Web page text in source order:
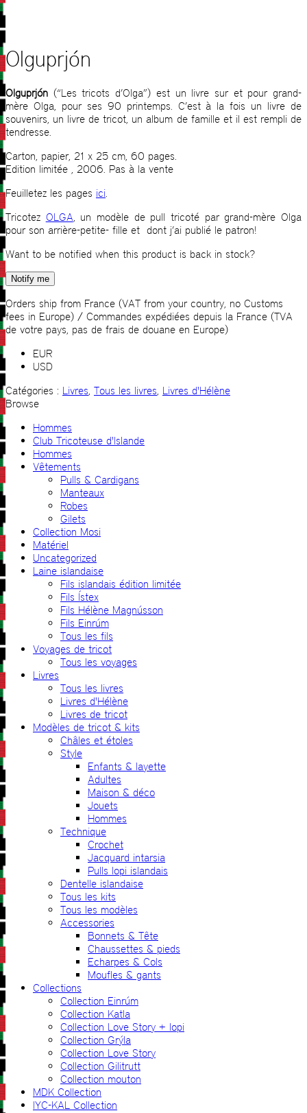
Olguprjón
Olguprjón (“Les tricots d’Olga”) est un livre sur et pour grand-
mère Olga, pour ses 90 printemps. C’est à la fois un livre de
souvenirs, un livre de tricot, un album de famille et il est rempli de
tendresse.
Carton, papier, 21 x 25 cm, 60 pages.
Edition limitée , 2006. Pas à la vente
Feuilletez les pages ici.
Tricotez OLGA, un modèle de pull tricoté par grand-mère Olga
pour son arrière-petite- fille et dont j’ai publié le patron!
Want to be notified when this product is back in stock?
Notify me
Orders ship from France (VAT from your country, no Customs
fees in Europe) / Commandes expédiées depuis la France (TVA
de votre pays, pas de frais de douane en Europe)
EUR
USD
Catégories : Livres, Tous les livres, Livres d'Hélène
Browse
Hommes
Club Tricoteuse d'Islande
Hommes
Vêtements
Pulls & Cardigans
Manteaux
Robes
Gilets
Collection Mosi
Matériel
Uncategorized
Laine islandaise
Fils islandais édition limitée
Fils Ístex
Fils Hélène Magnússon
Fils Einrúm
Tous les fils
Voyages de tricot
Tous les voyages
Livres
Tous les livres
Livres d'Hélène
Livres de tricot
Modèles de tricot & kits
Châles et étoles
Style
Enfants & layette
Adultes
Maison & déco
Jouets
Hommes
Technique
Crochet
Jacquard intarsia
Pulls lopi islandais
Dentelle islandaise
Tous les kits
Tous les modèles
Accessories
Bonnets & Tête
Chaussettes & pieds
Echarpes & Cols
Moufles & gants
Collections
Collection Einrúm
Collection Katla
Collection Love Story + lopi
Collection Grýla
Collection Love Story
Collection Gilitrutt
Collection mouton
MDK Collection
IYC-KAL Collection